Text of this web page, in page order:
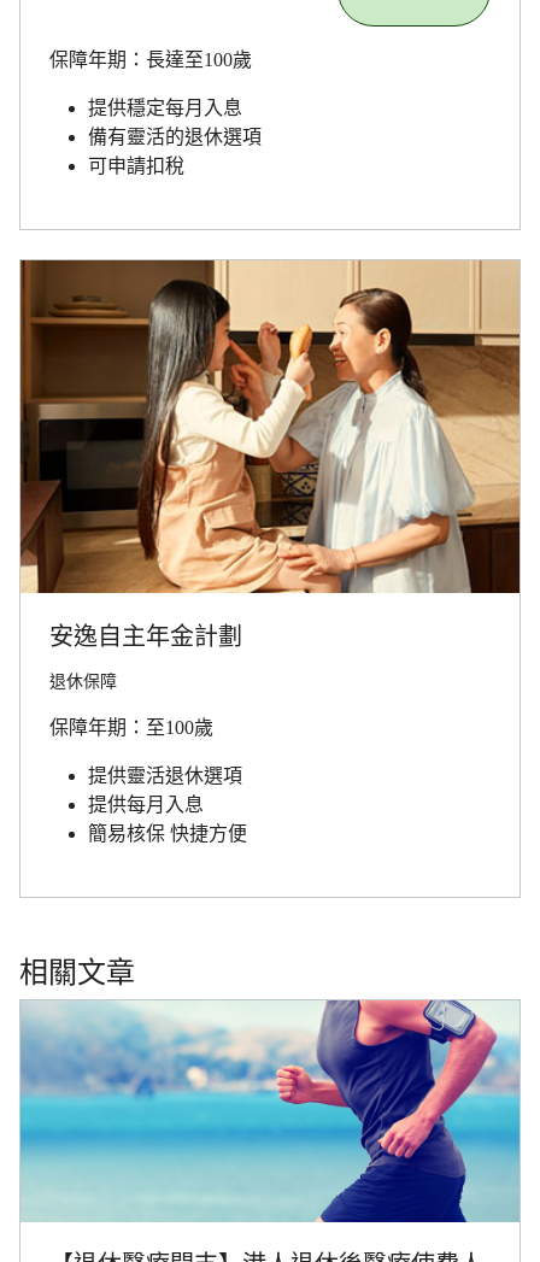
保障年期：長達至100歲
提供穩定每月入息
備有靈活的退休選項
可申請扣稅
安逸自主年金計劃
退休保障
保障年期：至100歲
提供靈活退休選項
提供每月入息
簡易核保 快捷方便
相關文章